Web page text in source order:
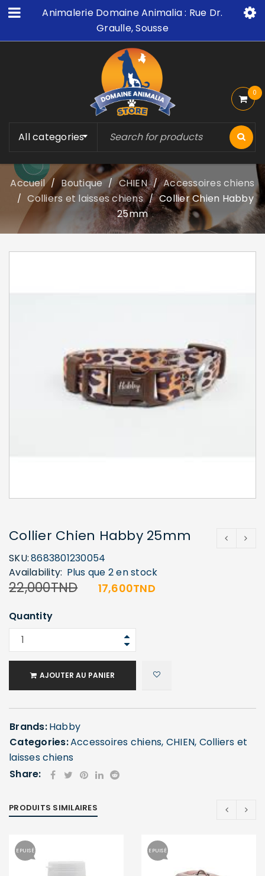
Animalerie Domaine Animalia : Rue Dr.
Graulle, Sousse
All categories
0
Accueil / Boutique / CHIEN / Accessoires chiens
/ Colliers et laisses chiens / Collier Chien Habby
25mm
Collier Chien Habby 25mm
SKU:8683801230054
Availability: Plus que 2 en stock
22,000TND 17,600TND
Quantity
AJOUTER AU PANIER
Brands:Habby
Categories:Accessoires chiens, CHIEN, Colliers et
laisses chiens
Share:
PRODUITS SIMILAIRES
EPUISÉ EPUISÉ